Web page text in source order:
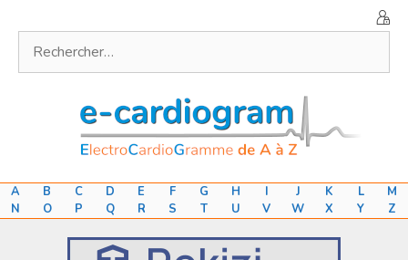
contenu
A B C D E F G H I J K L
M
N
O P Q R S T U V W X Y Z